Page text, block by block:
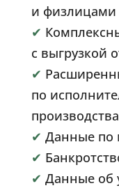
и физлицами
✔
с выгрузкой
✔
по
✔ Данные по
✔
✔ Данные об